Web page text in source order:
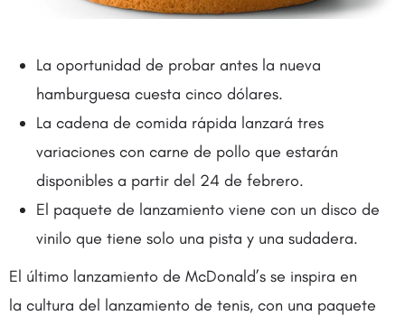
La oportunidad de probar antes la nueva
hamburguesa cuesta cinco dólares.
La cadena de comida rápida lanzará tres
variaciones con carne de pollo que estarán
disponibles a partir del 24 de febrero.
El paquete de lanzamiento viene con un disco de
vinilo que tiene solo una pista y una sudadera.
El último lanzamiento de McDonald’s se inspira en
la cultura del lanzamiento de tenis, con una paquete